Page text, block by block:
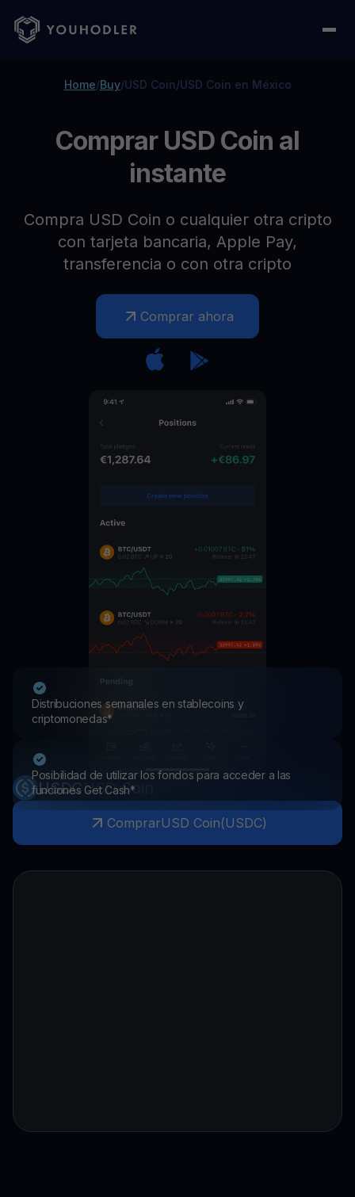
Home/Buy/USD Coin/USD Coin en México
Comprar USD Coin al
instante
Compra USD Coin o cualquier otra cripto
con tarjeta bancaria, Apple Pay,
transferencia o con otra cripto
Comprar ahora
Distribuciones semanales en stablecoins y
criptomonedas*
Posibilidad de utilizar los fondos para acceder a las
funciones Get Cash*
USDCUSD Coin
ComprarUSD Coin(USDC)